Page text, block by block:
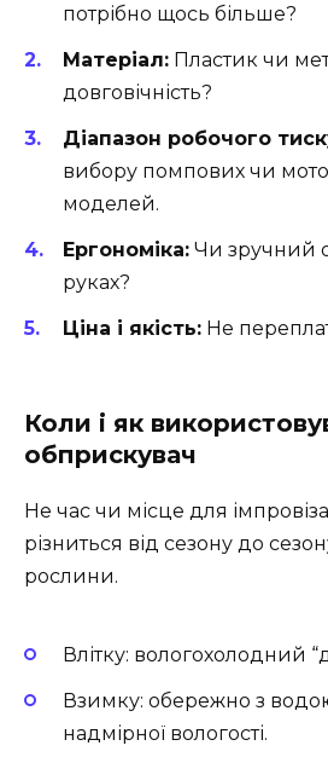
потрібно щось більше?
Матеріал: Пластик чи
довговічність?
Діапазон робочого
вибору помпових чи
моделей.
Ергономіка: Чи зручний
руках?
Ціна і якість: Не
Коли і як
обприскувач
Не час чи місце для
різниться від сезону до
рослини.
Влітку: вологохолодний
Взимку: обережно з
надмірної вологості.